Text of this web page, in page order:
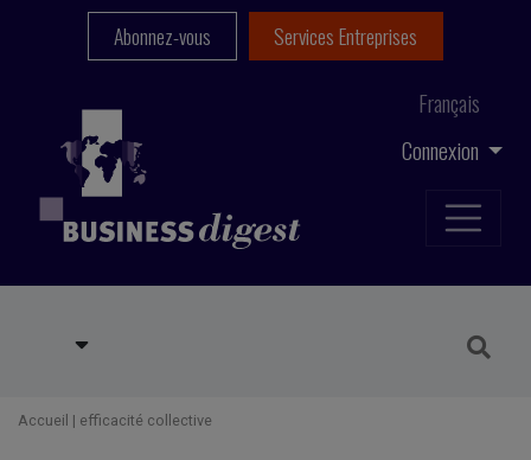
Connexion
Français
Abonnez-vous Services Entreprises
Accueil | efficacité collective